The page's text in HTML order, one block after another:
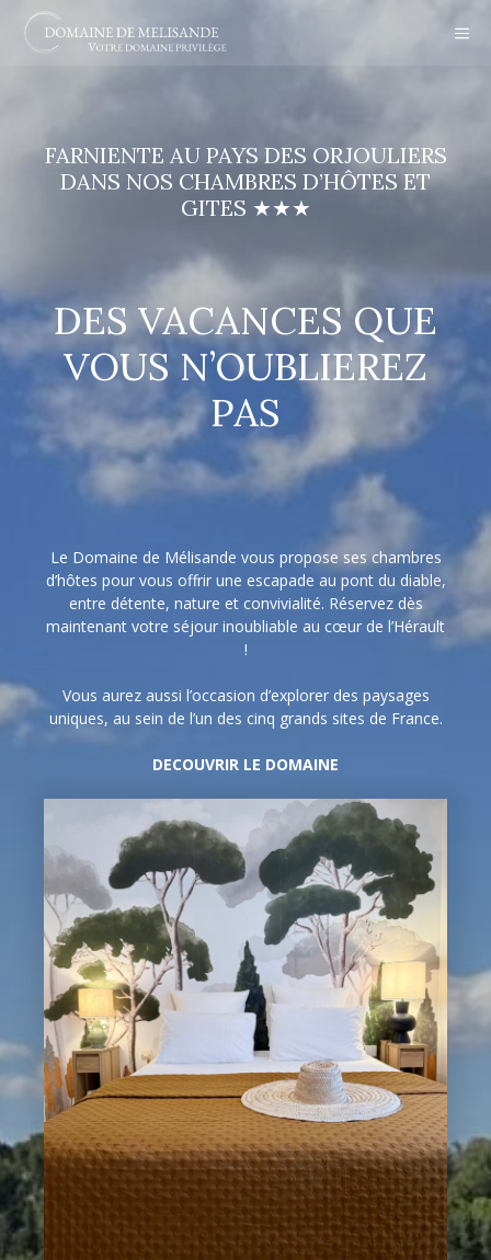
contenu
FARNIENTE AU PAYS DES ORJOULIERS
DANS NOS CHAMBRES D’HÔTES ET
GITES ★★★
DES VACANCES QUE
VOUS N’OUBLIEREZ
PAS
Le Domaine de Mélisande vous propose ses chambres
d’hôtes pour vous offrir une escapade au pont du diable,
entre détente, nature et convivialité. Réservez dès
maintenant votre séjour inoubliable au cœur de l’Hérault
!
Vous aurez aussi l’occasion d’explorer des paysages
uniques, au sein de l’un des cinq grands sites de France.
DECOUVRIR LE DOMAINE